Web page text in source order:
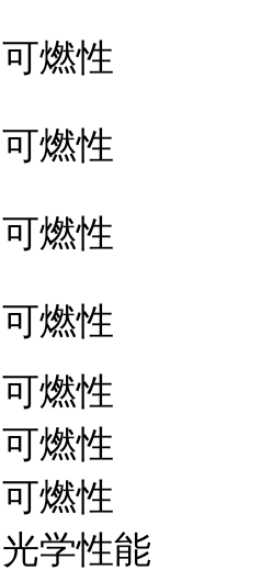
可燃性
可燃性
可燃性
可燃性
可燃性
可燃性
可燃性
光学性能